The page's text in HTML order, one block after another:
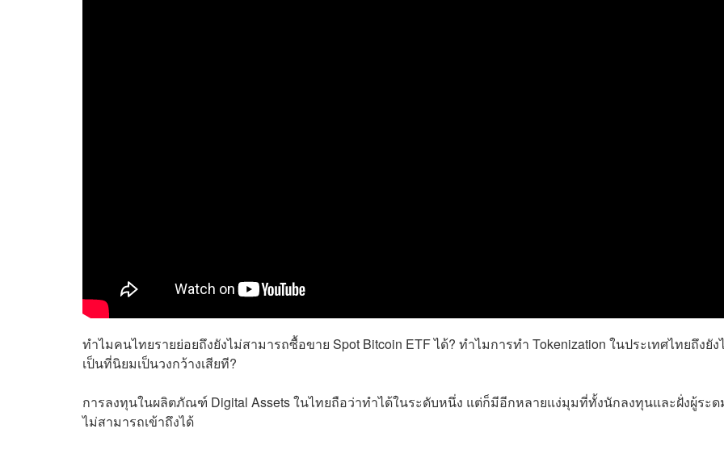
ทำไมคนไทยรายย่อยถึงยังไม่สามารถซื้อขาย Spot Bitcoin ETF ได้? ทำไมการทำ Tokenization ในประเทศไทยถึงยัง
เป็นที่นิยมเป็นวงกว้างเสียที?
การลงทุนในผลิตภัณฑ์ Digital Assets ในไทยถือว่าทำได้ในระดับหนึ่ง แต่ก็มีอีกหลายแง่มุมที่ทั้งนักลงทุนและฝั่งผู้ระ
ไม่สามารถเข้าถึงได้